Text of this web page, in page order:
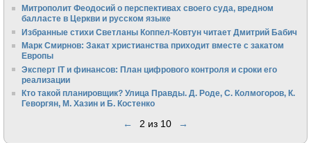
Митрополит Феодосий о перспективах своего суда, вредном
балласте в Церкви и русском языке
Избранные стихи Светланы Коппел-Ковтун читает Дмитрий Бабич
Марк Смирнов: Закат христианства приходит вместе с закатом
Европы
Эксперт IT и финансов: План цифрового контроля и сроки его
реализации
Кто такой планировщик? Улица Правды. Д. Роде, С. Колмогоров, К.
Геворгян, М. Хазин и Б. Костенко
← 2 из 10 →